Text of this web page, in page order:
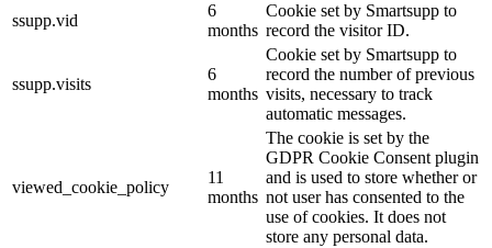
ssupp.vid
6
months
Cookie set by Smartsupp to
record the visitor ID.
ssupp.visits
6
months
Cookie set by Smartsupp to
record the number of previous
visits, necessary to track
automatic messages.
viewed_cookie_policy
11
months
The cookie is set by the
GDPR Cookie Consent plugin
and is used to store whether or
not user has consented to the
use of cookies. It does not
store any personal data.